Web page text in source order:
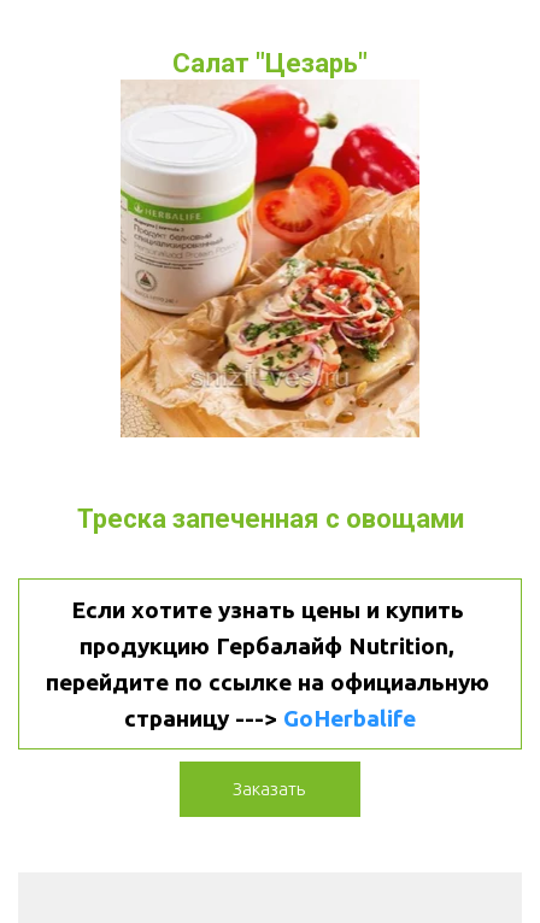
Салат "Цезарь"
Треска запеченная с овощами
Если хотите узнать цены и купить
продукцию Гербалайф Nutrition,
перейдите по ссылке на официальную
страницу ---> GoHerbalife
Заказать